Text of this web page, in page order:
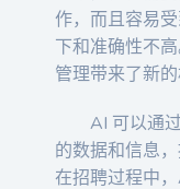
作，而且容易
下和准确性不
管理带来了新的
AI 可以通
的数据和信息
在招聘过程中